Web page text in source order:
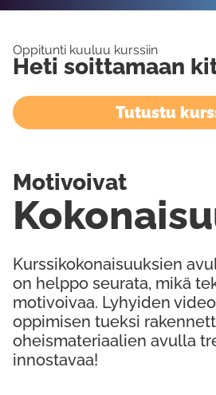
Oppitunti kuuluu kurssiin
Heti soittamaan
Tutustu
Kurssikokonaisuuksien
on helppo seurata, mikä
motivoivaa. Lyhyiden
oppimisen tueksi
oheismateriaalien avulla
innostavaa!
Motivoivat